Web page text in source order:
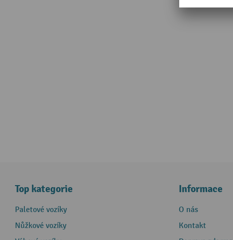
Top kategorie
Paletové vozíky
Nůžkové vozíky
Informace
O nás
Kontakt